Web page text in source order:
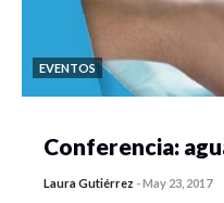
EVENTOS
Conferencia:
Laura Gutiérrez -May 23, 2017